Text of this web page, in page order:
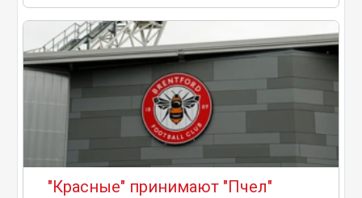
"Красные" принимают "Пчел"